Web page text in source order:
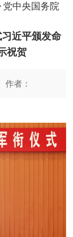
党中央国务院
近平颁发命
祝贺
作者：